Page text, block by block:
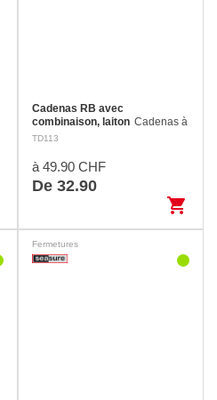
Cadenas RB avec
combinaison, laiton Cadenas à
combinaison avec boîtier en
inoxydable.
TD113
à 49.90 CHF
De 32.90
shopping_cart
Fermetures